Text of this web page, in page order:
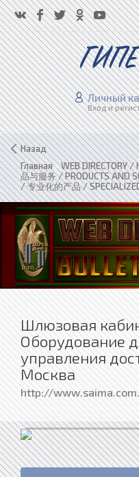
Личный
Вход и
Назад
Главная»WEB DIRECTORY /
品与服务 / PRODUCTS AND
/ 专业化的产品 /
Шлюзовая
Оборудование
управления
Москва
http://